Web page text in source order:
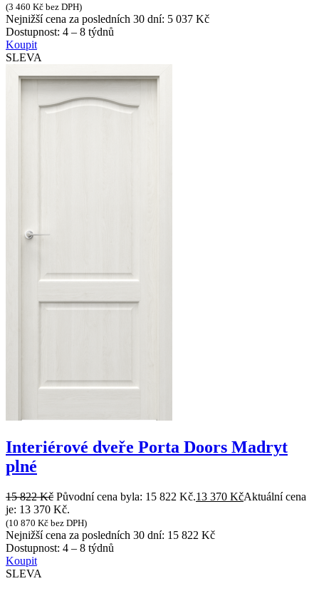
(3 460 Kč bez DPH)
Nejnižší cena za posledních 30 dní: 5 037 Kč
Dostupnost: 4 – 8 týdnů
Koupit
SLEVA
Interiérové dveře Porta Doors Madryt
plné
15 822Kč Původní cena byla: 15 822 Kč.13 370 KčAktuální cena
je: 13 370 Kč.
(10 870 Kč bez DPH)
Nejnižší cena za posledních 30 dní: 15 822 Kč
Dostupnost: 4 – 8 týdnů
Koupit
SLEVA